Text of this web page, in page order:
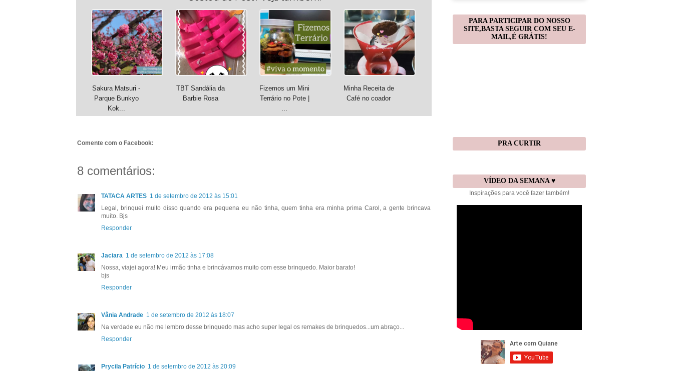
Sakura Matsuri -
Parque Bunkyo
Kok...
TBT Sandália da
Barbie Rosa
Fizemos um Mini
Terrário no Pote |
...
Minha Receita de
Café no coador
Comente com o Facebook:
8 comentários:
TATACA ARTES 1 de setembro de 2012 às 15:01
Legal, brinquei muito disso quando era pequena eu não tinha, quem tinha era minha prima Carol, a gente brincava
muito. Bjs
Responder
Jaciara 1 de setembro de 2012 às 17:08
Nossa, viajei agora! Meu irmão tinha e brincávamos muito com esse brinquedo. Maior barato!
bjs
Responder
Vânia Andrade 1 de setembro de 2012 às 18:07
Na verdade eu não me lembro desse brinquedo mas acho super legal os remakes de brinquedos...um abraço...
Responder
Prycila Patrício 1 de setembro de 2012 às 20:09
PARA PARTICIPAR DO NOSSO
SITE,BASTA SEGUIR COM SEU E-
MAIL,É GRÁTIS!
PRA CURTIR
VÍDEO DA SEMANA ♥
Inspirações para você fazer também!